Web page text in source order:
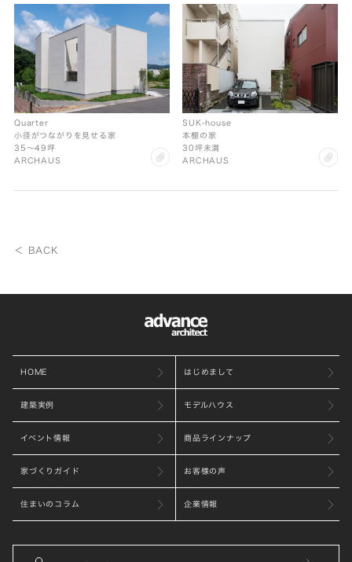
clip
Quarter
小径がつながりを見せる家
35〜49坪
ARCHAUS
SUK-house
本棚の家
30坪未満
ARCHAUS
＜ BACK
HOME はじめまして
建築実例 モデルハウス
イベント情報 商品ラインナップ
家づくりガイド お客様の声
住まいのコラム 企業情報